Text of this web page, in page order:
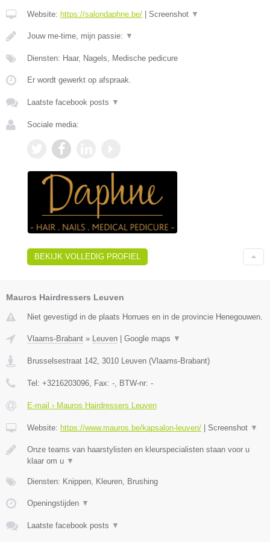
Website: https://salondaphne.be/ Screenshot ▼
Jouw me-time, mijn passie: ▼
Diensten: Haar, Nagels, Medische pedicure
Er wordt gewerkt op afspraak.
Laatste facebook posts ▼
Sociale media:
BEKIJK VOLLEDIG PROFIEL
Mauros Hairdressers Leuven
Niet gevestigd in de plaats Horrues en in de provincie Henegouwen.
Vlaams-Brabant » Leuven | Google maps ▼
Brusselsestraat 142 3010 Leuven (Vlaams-Brabant)
Tel: +3216203096 , Fax: - , BTW-nr: -
E-mail › Mauros Hairdressers Leuven
Website: https://www.mauros.be/kapsalon-leuven/ | Screenshot ▼
Onze teams van haarstylisten en kleurspecialisten staan voor u
klaar om u ▼
Diensten: Knippen, Kleuren, Brushing
Openingstijden ▼
Laatste facebook posts ▼